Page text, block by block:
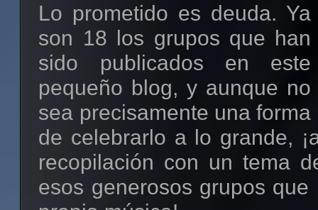
alt="Metal-Libre"></a>
Banners de tamaño medio
Mascota #1
Código para copiar y pegar:
<a href="http://metal-
target="_blank"><img
src="http://i47.tinypic.com/
Lo prometido es deuda. Ya
son 18 los grupos que han
sido publicados en este
pequeño blog, y aunque no
sea precisamente una forma
de celebrarlo a lo grande,
recopilación con un tema
esos generosos grupos